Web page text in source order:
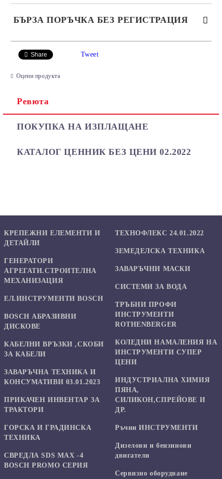
БЪРЗА ПОРЪЧКА БЕЗ РЕГИСТРАЦИЯ
Ние ще се свържем с вас в рамките на работния ден.
Share Tweet
Оцени продукта
Ревюта
ПОКУПКА НА ИЗПЛАЩАНЕ
КАТАЛОГ ЦЕННИК БЕЗ ЦЕНИ 02.2022
КРЕПЕЖНИ ЕЛЕМЕНТИ И
ДЕТАЙЛИ
ГЕНЕРАТОРИ
АГРЕГАТИ.СТРОИТЕЛНА
МЕХАНИЗАЦИЯ
ЕЛ.ИНСТРУМЕНТИ BOSCH
BOSCH АБРАЗИВНИ
ДИСКОВЕ
КАБЕЛНИ ВРЪЗКИ ,СКОБИ
ЗА КАБЕЛИ
ЗАВАРЪЧНА ТЕХНИКА И
КОНСУМАТИВИ 03.01.2023
ПРИКАЧЕН ИНВЕНТАР ЗА
ТРАКТОРИ
ГОРСКА И ГРАДИНСКА
ТЕХНИКА
СВРЕДЛА SDS MAX -4
BOSCH PROMO СЕРИЯ
ТЕХНОФЛЕКС 24.01.2022
ЗЕМЕДЕЛСКА ТЕХНИКА
ЗАВАРЪЧНИ МАСКИ
СИСТЕМИ ЗА ВОДА
ТРЪБНИ ПРОФИ
ИНСТРУМЕНТИ
ROTHENBERGER
КОЛЕДНИ НАМАЛЕНИЯ НА
ИНСТРУМЕНТИ СУПЕР
ЦЕНИ
ИНДУСТРИАЛНА ХИМИЯ
ПЯНА,
СИЛИКОН,СПРЕЙОВЕ И
ДР.
Ръчни ИНСТРУМЕНТИ
Дизелови и бензинови
двигатели
Сервизно оборудване